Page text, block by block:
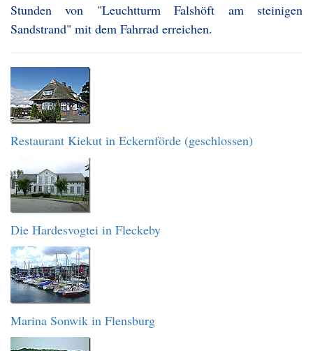
Stunden von "Leuchtturm Falshöft am steinigen
Sandstrand" mit dem Fahrrad erreichen.
Restaurant Kiekut in Eckernförde (geschlossen)
Die Hardesvogtei in Fleckeby
Marina Sonwik in Flensburg